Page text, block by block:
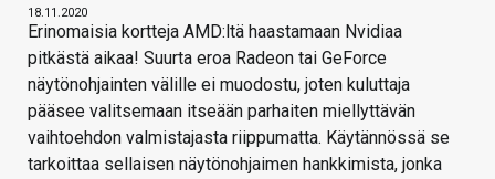
18.11.2020
Erinomaisia kortteja AMD:ltä haastamaan Nvidiaa
pitkästä aikaa! Suurta eroa Radeon tai GeForce
näytönohjainten välille ei muodostu, joten kuluttaja
pääsee valitsemaan itseään parhaiten miellyttävän
vaihtoehdon valmistajasta riippumatta. Käytännössä se
tarkoittaa sellaisen näytönohjaimen hankkimista, jonka